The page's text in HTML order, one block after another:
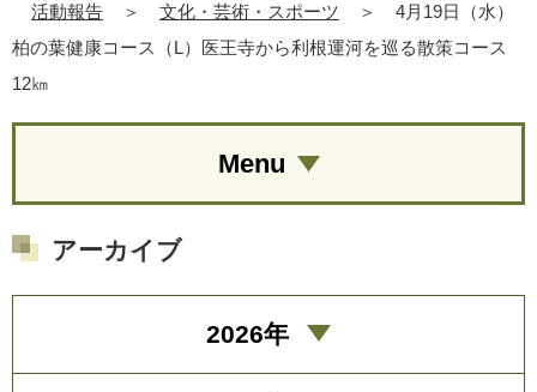
活動報告
＞ 文化・芸術・スポーツ ＞
4月19日（水）
柏の葉健康コース（L）医王寺から利根運河を巡る散策コース
12㎞
Menu
アーカイブ
2026年